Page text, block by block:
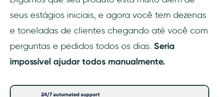
seus estágios iniciais, e agora você tem dezenas
e toneladas de clientes chegando até você com
perguntas e pedidos todos os dias. Seria
impossível ajudar todos manualmente.